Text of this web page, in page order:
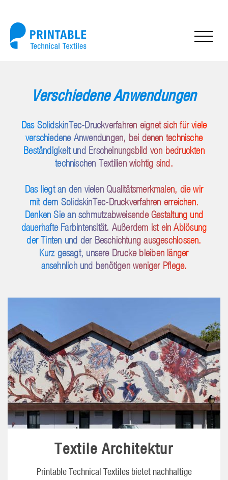
Verschiedene Anwendungen
Das SolidskinTec-Druckverfahren eignet sich für viele
verschiedene Anwendungen, bei denen technische
Beständigkeit und Erscheinungsbild von bedruckten
technischen Textilien wichtig sind.
Das liegt an den vielen Qualitätsmerkmalen, die wir
mit dem SolidskinTec-Druckverfahren erreichen.
Denken Sie an schmutzabweisende Gestaltung und
dauerhafte Farbintensität. Außerdem ist ein Ablösung
der Tinten und der Beschichtung ausgeschlossen.
Kurz gesagt, unsere Drucke bleiben länger
ansehnlich und benötigen weniger Pflege.
Textile Architektur
Printable Technical Textiles bietet nachhaltige